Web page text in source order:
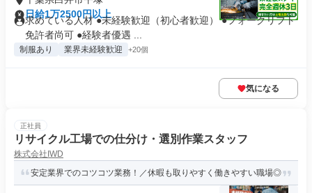
日給1万2500円以上
求めている人材 ●未経験歓迎（初心者歓迎） ●フォークリフト
免許者尚可 ●経験者優遇 ...
制服あり 業界未経験歓迎 +20個
気になる
正社員
リサイクル工場での仕分け・選別作業スタッフ
株式会社IWD
安定業界でのコツコツ業務！／休暇も取りやすく働きやすい職場◎